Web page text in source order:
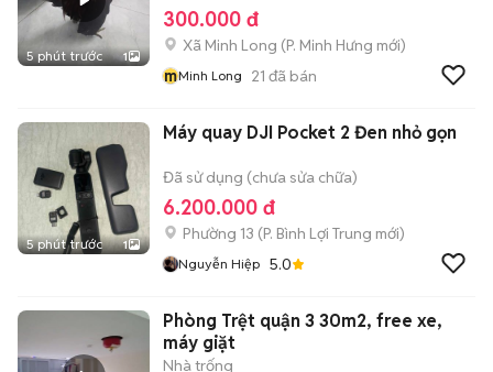
5 phút trước 1
300.000 đ
Xã Minh Long (P. Minh Hưng mới)
mMinh Long 21 đã bán
5 phút trước 1
Máy quay DJI Pocket 2 Đen nhỏ gọn
Đã sử dụng (chưa sửa chữa)
6.200.000 đ
Phường 13 (P. Bình Lợi Trung mới)
Nguyễn Hiệp 5.0
Phòng Trệt quận 3 30m2, free xe,
máy giặt
Nhà trống